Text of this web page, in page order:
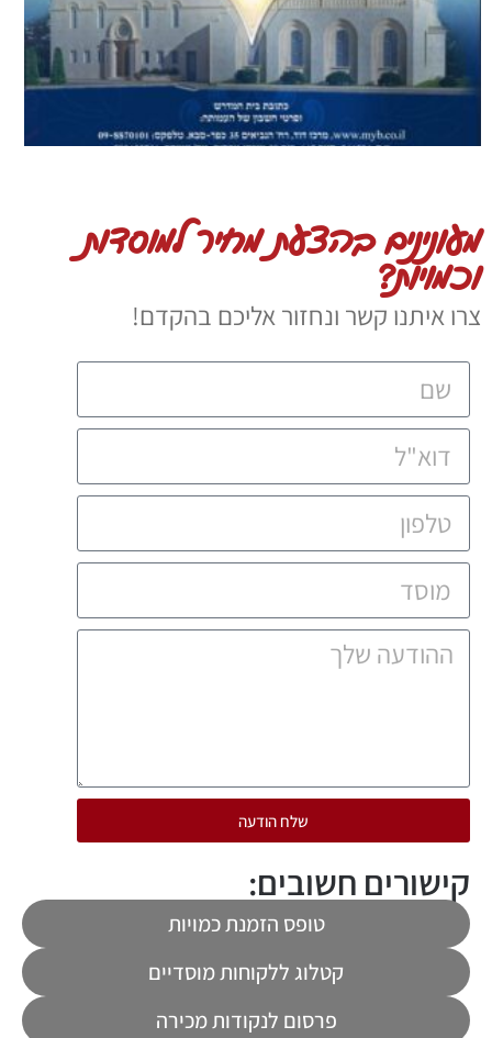
מעונינים בהצעת מחיר למוסדות
וכמויות?
צרו איתנו קשר ונחזור אליכם בהקדם!
שלח הודעה
קישורים חשובים:
טופס הזמנת כמויות
קטלוג ללקוחות מוסדיים
פרסום לנקודות מכירה